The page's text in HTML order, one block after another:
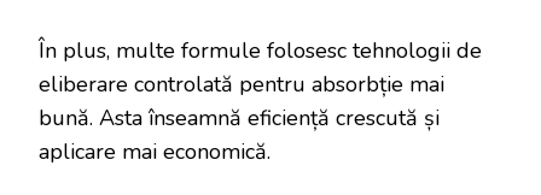
În plus, multe formule folosesc tehnologii de
eliberare controlată pentru absorbție mai
bună. Asta înseamnă eficiență crescută și
aplicare mai economică.